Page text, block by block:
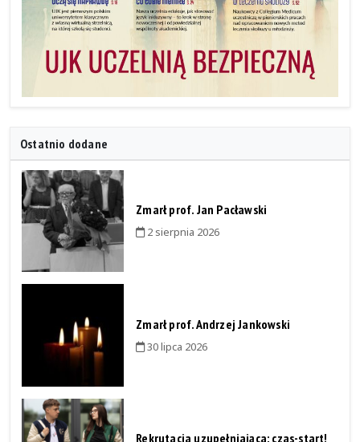
Ostatnio dodane
Zmarł prof. Jan Pacławski
2 sierpnia 2026
Zmarł prof. Andrzej Jankowski
30 lipca 2026
Rekrutacja uzupełniająca: czas-start!